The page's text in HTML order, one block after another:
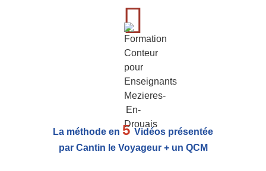
La méthode en 5Vidéos présentée
par Cantin le Voyageur + un QCM